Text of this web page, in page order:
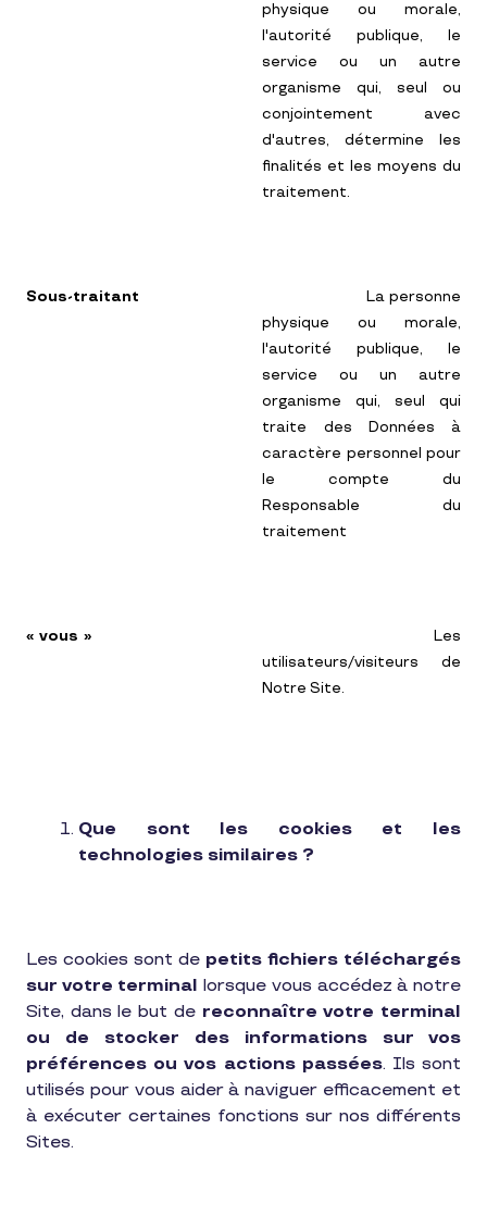
physique ou morale,
l'autorité publique, le
service ou un autre
organisme qui, seul ou
conjointement avec
d'autres, détermine les
finalités et les moyens du
traitement.
Sous-traitant
La personne
physique ou morale,
l'autorité publique, le
service ou un autre
organisme qui, seul qui
traite des Données à
caractère personnel pour
le compte du
Responsable du
traitement
« vous »
Les
utilisateurs/visiteurs de
Notre Site.
Que sont les cookies et les
technologies similaires ?
Les cookies sont de petits fichiers téléchargés
sur votre terminal lorsque vous accédez à notre
Site, dans le but de reconnaître votre terminal
ou de stocker des informations sur vos
préférences ou vos actions passées. Ils sont
utilisés pour vous aider à naviguer efficacement et
à exécuter certaines fonctions sur nos différents
Sites.